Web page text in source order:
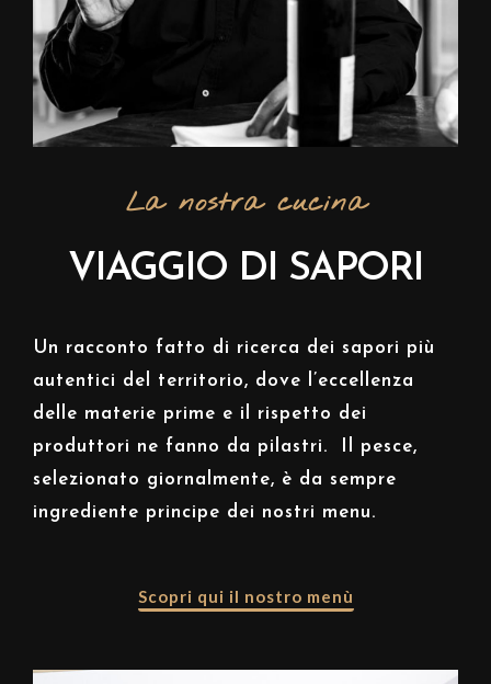
La nostra cucina
VIAGGIO DI SAPORI
Un racconto fatto di ricerca dei sapori più
autentici del territorio, dove l’eccellenza
delle materie prime e il rispetto dei
produttori ne fanno da pilastri.
Il pesce,
selezionato giornalmente, è da sempre
ingrediente principe dei nostri menu.
Scopri qui il nostro menù